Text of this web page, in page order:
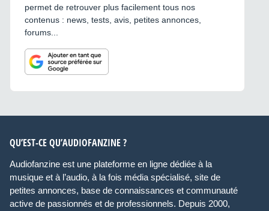
permet de retrouver plus facilement tous nos
contenus : news, tests, avis, petites annonces,
forums...
QU’EST-CE QU’AUDIOFANZINE ?
Audiofanzine est une plateforme en ligne dédiée à la
musique et à l’audio, à la fois média spécialisé, site de
petites annonces, base de connaissances et communauté
active de passionnés et de professionnels. Depuis 2000,